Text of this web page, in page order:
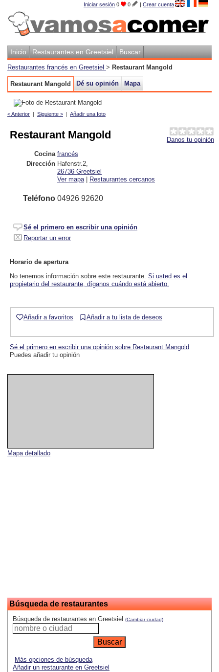
Iniciar sesión 0 0 | Crear cuenta
Inicio Restaurantes en Greetsiel Buscar
Restaurantes francés en Greetsiel > Restaurant Mangold
Restaurant Mangold Dé su opinión Mapa
< Anterior | Siguiente > | Añadir una foto
Mapa detallado
Búsqueda de restaurantes
Búsqueda de restaurantes en Greetsiel (Cambiar ciudad)
Más opciones de búsqueda
Añadir un restaurante en Greetsiel
Danos tu opinión
Restaurant Mangold
Cocina francés
Dirección Hafenstr.2
26736 Greetsiel
Ver mapa | Restaurantes cercanos
Teléfono 04926 92620
Sé el primero en escribir una opinión
Reportar un error
Horario de apertura
No tenemos información sobre este restaurante. Si usted es el
propietario del restaurante, díganos cuándo está abierto.
Añadir a favoritos Añadir a tu lista de deseos
Sé el primero en escribir una opinión sobre Restaurant Mangold
Puedes añadir tu opinión